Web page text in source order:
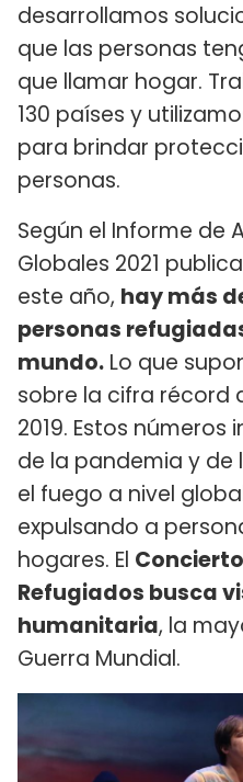
desarrollamos
que las personas
que llamar hogar.
130 países y
para brindar
personas.
Según el Informe de
Globales 2021
este año, hay más
personas
mundo. Lo que
sobre la cifra récord
2019. Estos números
de la pandemia y de
el fuego a nivel
expulsando a
hogares. El
Refugiados busca
humanitaria, la
Guerra Mundial.